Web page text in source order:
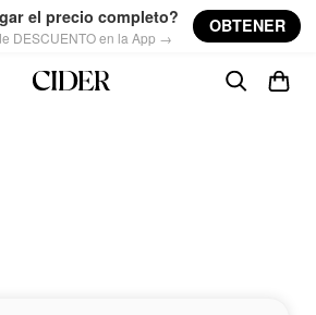
el precio completo?
DESCUENTO en la App →
OBTENER